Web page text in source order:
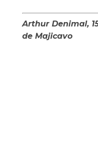
Arthur Denimal,
de Majicavo